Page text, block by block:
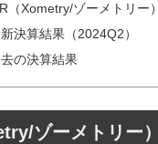
（Xometry/ゾーメトリー）
決算結果（2024Q2）
の決算結果
ゾーメトリー）